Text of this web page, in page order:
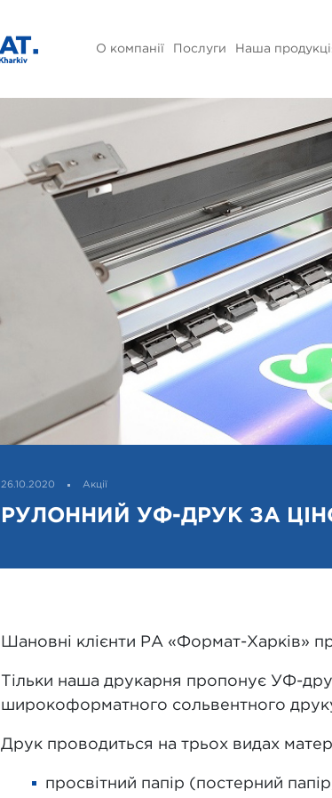
О компанії Послуги Наша
26.10.2020 Акції
РУЛОННИЙ УФ-ДРУК ЗА
Шановні клієнти РА «Формат-Харків»
Тільки наша друкарня пропонує УФ-
широкоформатного сольвентного
Друк проводиться на трьох видах
просвітний папір (постерний